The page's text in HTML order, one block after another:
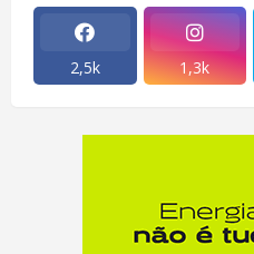
2,5k 1,3k